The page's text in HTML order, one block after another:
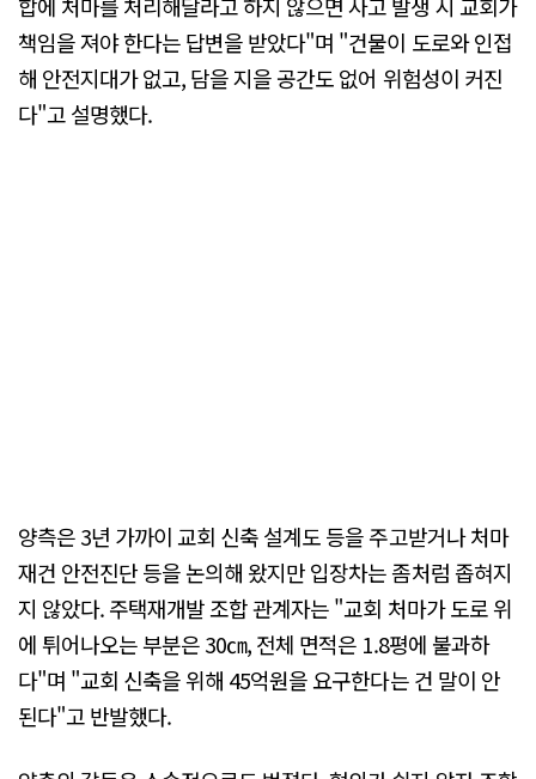
책임을 져야 한다는 답변을 받았다"며 "건물이 도로와 인접
해 안전지대가 없고, 담을 지을 공간도 없어 위험성이 커진
다"고 설명했다.
양측은 3년 가까이 교회 신축 설계도 등을 주고받거나 처마
재건 안전진단 등을 논의해 왔지만 입장차는 좀처럼 좁혀지
지 않았다. 주택재개발 조합 관계자는 "교회 처마가 도로 위
에 튀어나오는 부분은 30㎝, 전체 면적은 1.8평에 불과하
다"며 "교회 신축을 위해 45억원을 요구한다는 건 말이 안
된다"고 반발했다.